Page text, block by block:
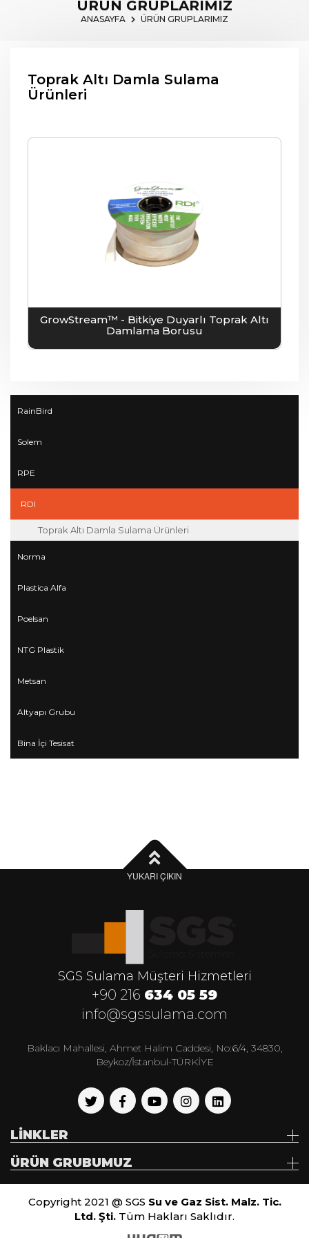
ÜRÜN GRUPLARIMIZ
ANASAYFA ÜRÜN GRUPLARIMIZ
Toprak Altı Damla Sulama
Ürünleri
GrowStream™ - Bitkiye Duyarlı Toprak Altı
Damlama Borusu
RainBird
Solem
RPE
RDI
Toprak Altı Damla Sulama Ürünleri
Norma
Plastica Alfa
Poelsan
NTG Plastik
Metsan
Altyapı Grubu
Bina İçi Tesisat
YUKARI ÇIKIN
SGS Sulama Müşteri Hizmetleri
+90 216 634 05 59
info@sgssulama.com
Baklacı Mahallesi, Ahmet Halim Caddesi, No:6/4, 34830,
Beykoz/İstanbul-TÜRKİYE
LİNKLER
ÜRÜN GRUBUMUZ
Copyright 2021 @ SGS Su ve Gaz Sist. Malz. Tic.
Ltd. Şti. Tüm Hakları Saklıdır.